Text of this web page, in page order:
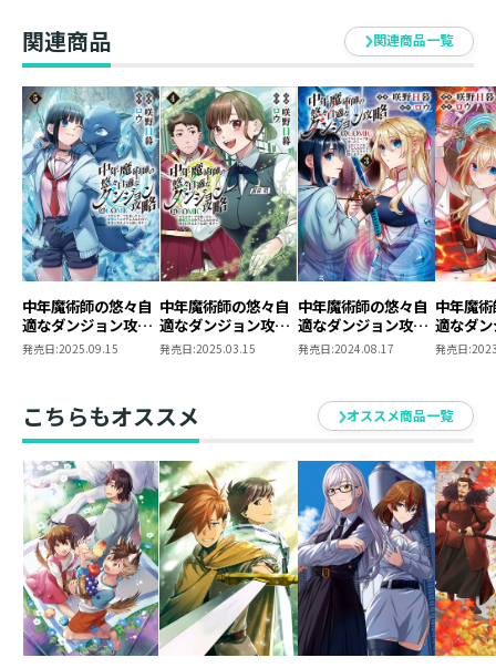
ます～@COMIC 第1
巻
きに生きようと思い
ます～@COMIC 第3
きに生
ます～
巻
関連商品 関連商品一覧
中年魔術師の悠々自
適なダンジョン攻略
～スキルオーブを使
ます～@COMIC 第5
巻
発売日:2025.09.15
中年魔術師の悠々自
適なダンジョン攻略
～スキルオーブを使
ます～@COMIC 第4
巻
発売日:2025.03.15
中年魔術師の悠々自
適なダンジョン攻略
～スキルオーブを使
きに生きようと思い
ます～@COMIC 第3
発売日:2024.08.17
中年魔
適なダ
～スキ
きに生
ます～
巻
発売日:
こちらもオススメ オススメ商品一覧